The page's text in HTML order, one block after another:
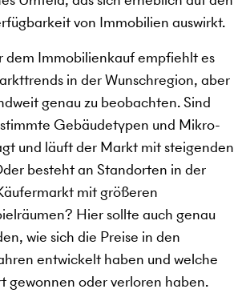
von Immobilien auswirkt.
dem Immobilienkauf empfiehlt es
in der Wunschregion, aber
genau zu beobachten. Sind
Gebäudetypen und Mikro-
und läuft der Markt mit steigenden
besteht an Standorten in der
mit größeren
Hier sollte auch genau
wie sich die Preise in den
entwickelt haben und welche
gewonnen oder verloren haben.